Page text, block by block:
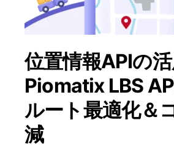
位置情報APIの活
Piomatix LBS
ルート最適化＆
減